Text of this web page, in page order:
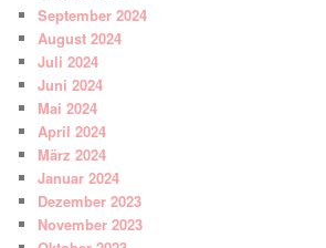
September 2024
August 2024
Juli 2024
Juni 2024
Mai 2024
April 2024
März 2024
Januar 2024
Dezember 2023
November 2023